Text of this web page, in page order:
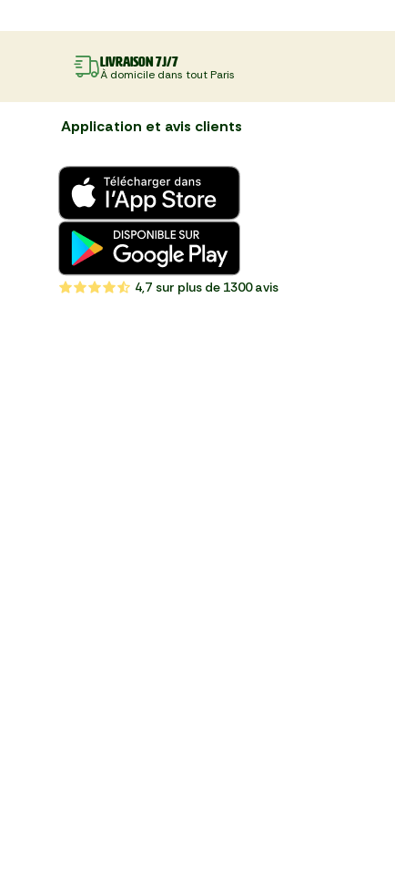
Livraison 7J/7
À domicile dans tout Paris
Application et avis clients
4,7 sur plus de 1300 avis